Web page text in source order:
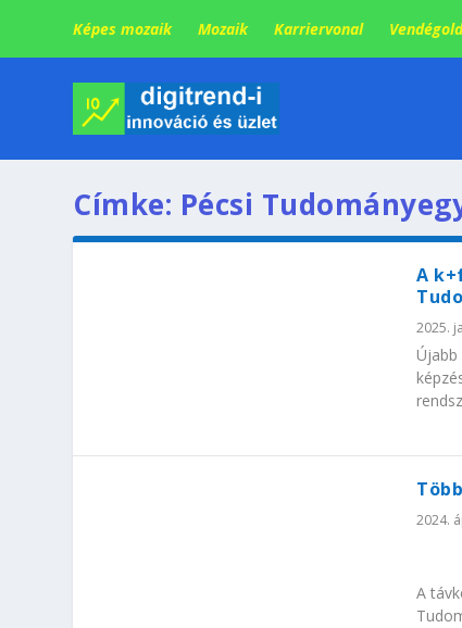
Képes mozaik Mozaik Karriervonal
Címke: Pécsi
A
2025.
2024.
A